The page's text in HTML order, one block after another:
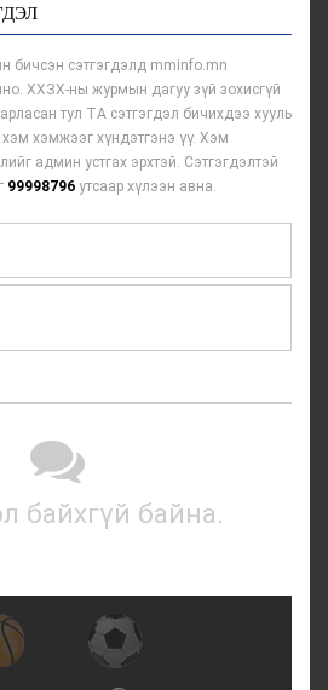
бичсэн сэтгэгдэлд mminfo.mn
ХХЗХ-ны журмын дагуу зүй зохисгүй
тул ТА сэтгэгдэл бичихдээ хууль
хэмжээг хүндэтгэнэ үү. Хэм
админ устгах эрхтэй. Сэтгэгдэлтэй
99998796 утсаар хүлээн авна.
байхгүй байна.